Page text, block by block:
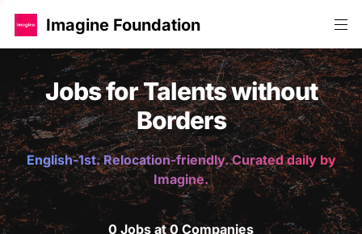
Imagine Foundation
Jobs for Talents without
Borders
English-1st. Relocation-friendly. Curated daily by
Imagine.
0 Jobs at 0 Companies